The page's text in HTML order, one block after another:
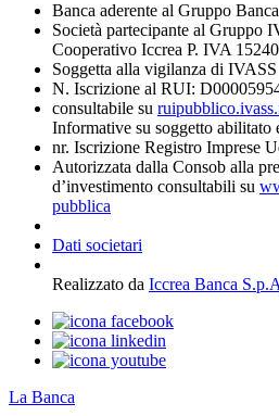
Banca aderente al Gruppo
Società partecipante al Gruppo
Cooperativo Iccrea P. IVA
Soggetta alla vigilanza di IVASS
N. Iscrizione al RUI:
consultabile su
Informative su soggetto abilitato
nr. Iscrizione Registro Imprese
Autorizzata dalla Consob alla
d’investimento consultabili su
pubblica
Dati societari
Realizzato da Iccrea Banca S.p.A
La Banca